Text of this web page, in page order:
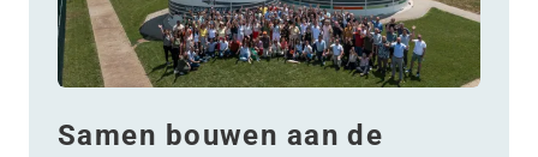
Samen bouwen aan de